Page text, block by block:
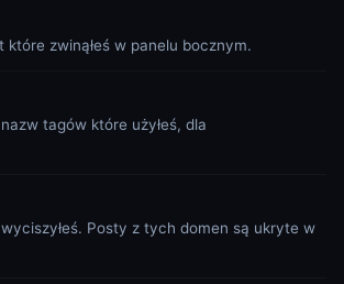
zwinąłeś w panelu bocznym.
tagów które użyłeś, dla
Posty z tych domen są ukryte w